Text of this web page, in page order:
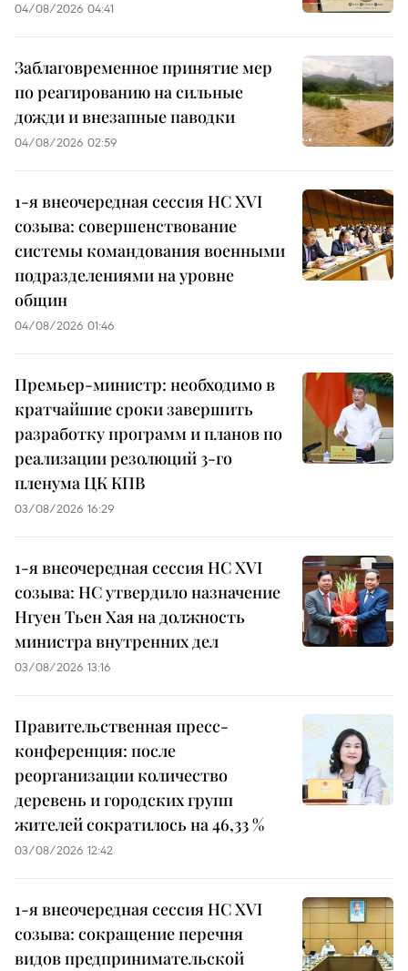
04/08/2026 04:41
Заблаговременное принятие мер
по реагированию на сильные
дожди и внезапные паводки
04/08/2026 02:59
1-я внеочередная сессия НС XVI
созыва: совершенствование
системы командования военными
подразделениями на уровне
общин
04/08/2026 01:46
Премьер-министр: необходимо в
кратчайшие сроки завершить
разработку программ и планов по
реализации резолюций 3-го
пленума ЦК КПВ
03/08/2026 16:29
1-я внеочередная сессия НС XVI
созыва: НС утвердило назначение
Нгуен Тьен Хая на должность
министра внутренних дел
03/08/2026 13:16
Правительственная пресс-
конференция: после
реорганизации количество
деревень и городских групп
жителей сократилось на 46,33 %
03/08/2026 12:42
1-я внеочередная сессия НС XVI
созыва: сокращение перечня
видов предпринимательской